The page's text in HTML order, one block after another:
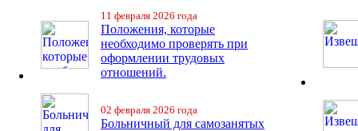
11 февраля 2026 года
Положения, которые
необходимо проверять при
оформлении трудовых
отношений.
02 февраля 2026 года
Больничный для самозанятых